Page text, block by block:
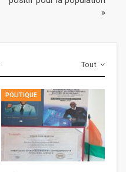
»
Tout
POLITIQUE